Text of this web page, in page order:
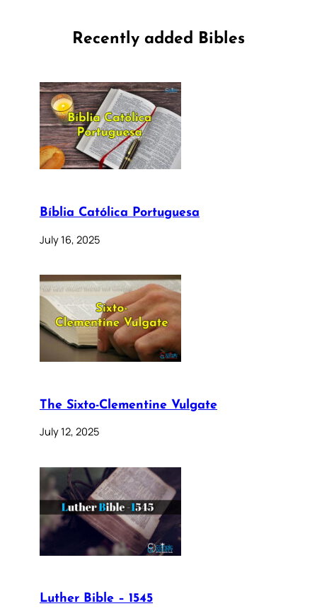
Recently added Bibles
Bíblia Católica Portuguesa
July 16, 2025
The Sixto-Clementine Vulgate
July 12, 2025
Luther Bible – 1545